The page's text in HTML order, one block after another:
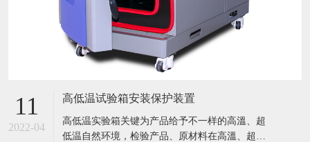
11
2022-04
高低温试验箱安装保护装置
​高低温实验箱关键为产品给予不一样的高溫、超
低温自然环境，检验产品、原材料在高溫、超低